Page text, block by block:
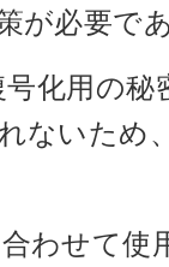
必要であ
化用の秘
ないため
わせて使